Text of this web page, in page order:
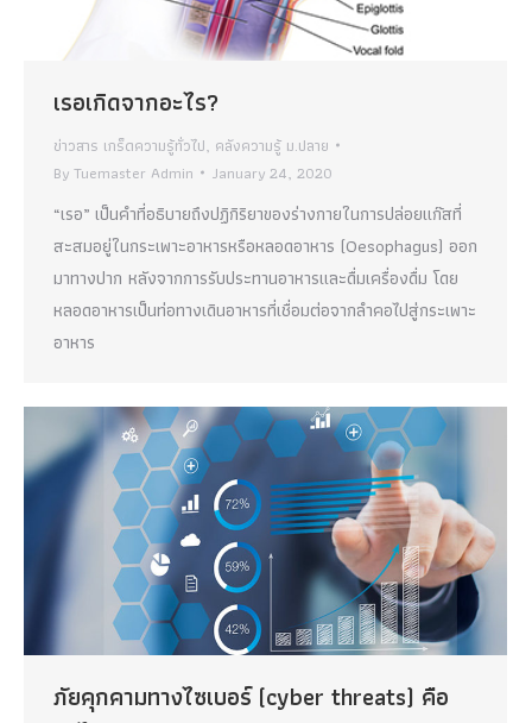
เรอเกิดจากอะไร?
ข่าวสาร เกร็ดความรู้ทั่วไป, คลังความรู้ ม.ปลาย
ByTuemaster Admin January 24, 2020
“เรอ” เป็นคำที่อธิบายถึงปฏิกิริยาของร่างกายในการปล่อยแก๊สที่
สะสมอยู่ในกระเพาะอาหารหรือหลอดอาหาร (Oesophagus) ออก
มาทางปาก หลังจากการรับประทานอาหารและดื่มเครื่องดื่ม โดย
หลอดอาหารเป็นท่อทางเดินอาหารที่เชื่อมต่อจากลำคอไปสู่กระเพาะ
อาหาร
ภัยคุกคามทางไซเบอร์ (cyber threats) คือ